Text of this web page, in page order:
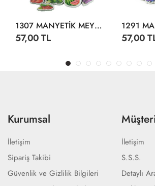
1307 MANYETİK MEYVELER SEBZELER
57,00 TL 57,00
Kurumsal
İletişim
Sipariş Takibi
Güvenlik ve Gizlilik Bilgileri
İletişim
S.S.S.
Detaylı